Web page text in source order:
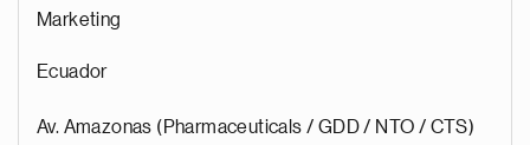
Marketing
Ecuador
Av. Amazonas (Pharmaceuticals / GDD / NTO / CTS)